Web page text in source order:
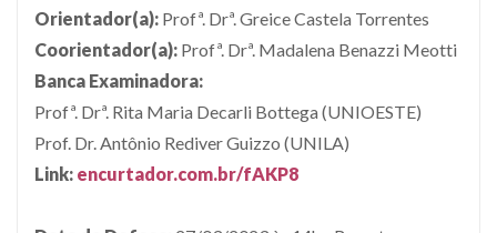
Orientador(a): Profª. Drª. Greice Castela Torrentes
Coorientador(a): Profª. Drª. Madalena Benazzi Meotti
Banca Examinadora:
Profª. Drª. Rita Maria Decarli Bottega (UNIOESTE)
Prof. Dr. Antônio Rediver Guizzo (UNILA)
Link: encurtador.com.br/fAKP8